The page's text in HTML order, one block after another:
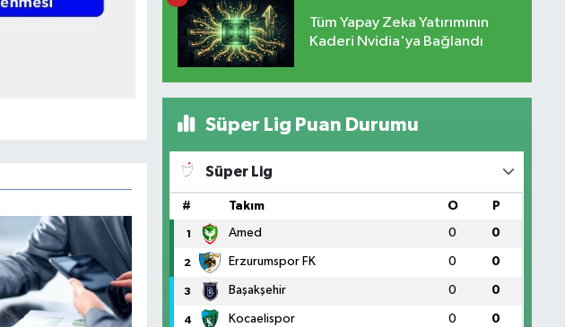
Tüm Yapay Zeka Yatırımının
Kaderi Nvidia'ya Bağlandı
Süper Lig Puan Durumu
Süper Lig
# Takım O P
1 Amed 0 0
2 Erzurumspor FK 0 0
3 Başakşehir 0 0
4 Kocaelispor 0 0